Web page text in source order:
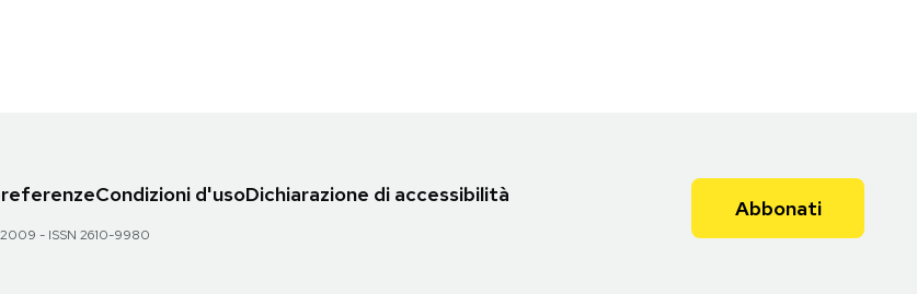
Condizioni d'usoDichiarazione di accessibilità
- ISSN 2610-9980
Abbonati